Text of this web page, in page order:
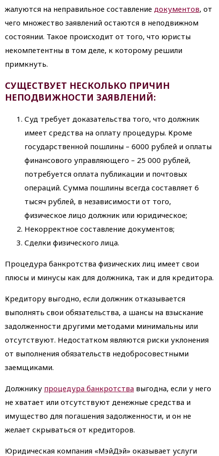
жалуются на неправильное составление документов, от
чего множество заявлений остаются в неподвижном
состоянии. Такое происходит от того, что юристы
некомпетентны в том деле, к которому решили
примкнуть.
СУЩЕСТВУЕТ НЕСКОЛЬКО ПРИЧИН
НЕПОДВИЖНОСТИ ЗАЯВЛЕНИЙ:
Суд требует доказательства того, что должник
имеет средства на оплату процедуры. Кроме
государственной пошлины – 6000 рублей и оплаты
финансового управляющего – 25 000 рублей,
потребуется оплата публикации и почтовых
операций. Сумма пошлины всегда составляет 6
тысяч рублей, в независимости от того,
физическое лицо должник или юридическое;
Некорректное составление документов;
Сделки физического лица.
Процедура банкротства физических лиц имеет свои
плюсы и минусы как для должника, так и для кредитора.
Кредитору выгодно, если должник отказывается
выполнять свои обязательства, а шансы на взыскание
задолженности другими методами минимальны или
отсутствуют. Недостатком являются риски уклонения
от выполнения обязательств недобросовестными
заемщиками.
Должнику процедура банкротства выгодна, если у него
не хватает или отсутствуют денежные средства и
имущество для погашения задолженности, и он не
желает скрываться от кредиторов.
Юридическая компания «МэйДэй» оказывает услуги